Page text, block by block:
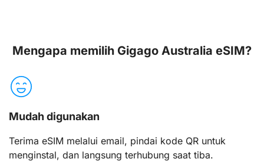
Mengapa memilih Gigago Australia eSIM?
Mudah digunakan
Terima eSIM melalui email, pindai kode QR untuk
menginstal, dan langsung terhubung saat tiba.